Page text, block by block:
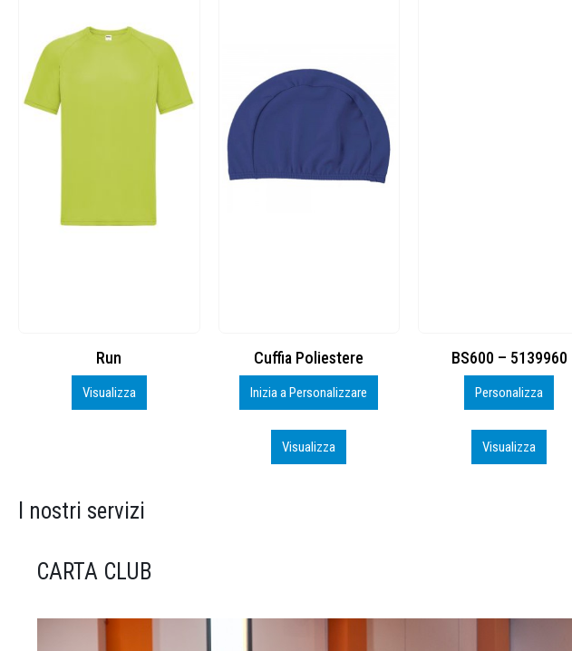
Cuffia Poliestere
Inizia a Personalizzare
BS600 – 5139960
Personalizza
Visualizza
Toppe ricamate in HD
Personalizza
Visualizza
I nostri servizi
CARTA CLUB